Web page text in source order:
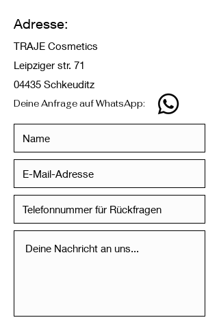
Adresse:
TRAJE Cosmetics
Leipziger str. 71
04435 Schkeuditz
Deine Anfrage auf WhatsApp: